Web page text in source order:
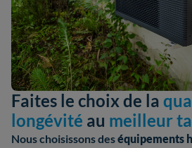
Faites le choix de la
longévité au meilleur
Nous choisissons deséquipements